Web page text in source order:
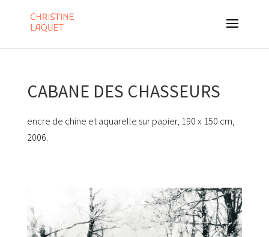
CABANE DES CHASSEURS
encre de chine et aquarelle sur papier, 190 x 150 cm,
2006.